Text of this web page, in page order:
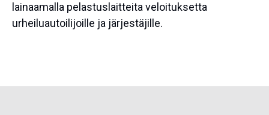
lainaamalla pelastuslaitteita veloituksetta
urheiluautoilijoille ja järjestäjille.